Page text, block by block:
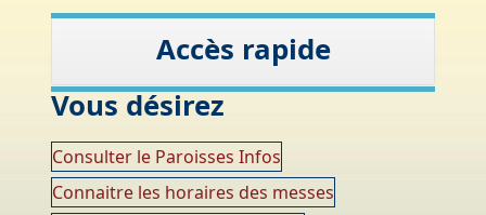
Accès rapide
Vous désirez
Consulter le Paroisses Infos
Connaitre les horaires des messes